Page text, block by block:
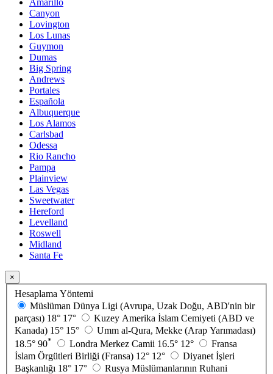
Amarillo
Canyon
Lovington
Los Lunas
Guymon
Dumas
Big Spring
Andrews
Portales
Española
Albuquerque
Los Alamos
Carlsbad
Odessa
Rio Rancho
Pampa
Plainview
Las Vegas
Sweetwater
Hereford
Levelland
Roswell
Midland
Santa Fe
×
Hesaplama Yöntemi
Müslüman Dünya Ligi (Avrupa, Uzak Doğu, ABD'nin bir
parçası) 18° 17°
Kuzey Amerika İslam Cemiyeti (ABD ve
Kanada) 15° 15°
Umm al-Qura, Mekke (Arap Yarımadası)
18.5° 90* Londra Merkez Camii 16.5° 12°
Fransa
İslam Örgütleri Birliği (Fransa) 12° 12°
Diyanet İşleri
Başkanlığı 18° 17° Rusya Müslümanlarının Ruhani